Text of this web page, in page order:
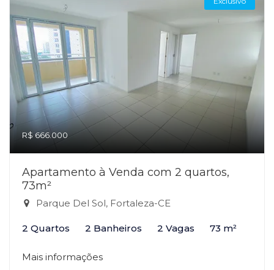
R$ 666.000
Apartamento à Venda com 2 quartos,
73m²
Parque Del Sol, Fortaleza-CE
2 Quartos 2 Banheiros 2 Vagas 73 m²
Mais informações